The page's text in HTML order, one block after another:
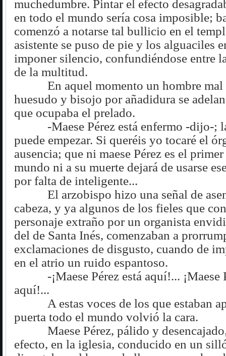
muchedumbre. Pintar el efecto
en todo el mundo sería cosa imposible;
comenzó a notarse tal bullicio en el
asistente se puso de pie y los alguaciles
imponer silencio, confundiéndose entre
de la multitud.
En aquel momento un hombre mal
huesudo y bisojo por añadidura se
que ocupaba el prelado.
-Maese Pérez está enfermo -dijo-;
puede empezar. Si queréis yo tocaré el
ausencia; que ni maese Pérez es el
mundo ni a su muerte dejará de usarse
por falta de inteligente...
El arzobispo hizo una señal de
cabeza, y ya algunos de los fieles que
personaje extraño por un organista
del de Santa Inés, comenzaban a
exclamaciones de disgusto, cuando de
en el atrio un ruido espantoso.
-¡Maese Pérez está aquí!... ¡Maese
aquí!...
A estas voces de los que estaban
puerta todo el mundo volvió la cara.
Maese Pérez, pálido y
efecto, en la iglesia, conducido en un